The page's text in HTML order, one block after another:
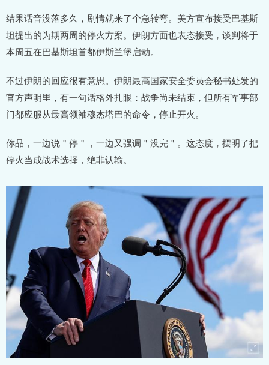
结果话音没落多久，剧情就来了个急转弯。美方宣布接受巴基斯
坦提出的为期两周的停火方案。伊朗方面也表态接受，谈判将于
本周五在巴基斯坦首都伊斯兰堡启动。
不过伊朗的回应很有意思。伊朗最高国家安全委员会秘书处发的
官方声明里，有一句话格外扎眼：战争尚未结束，但所有军事部
门都应服从最高领袖穆杰塔巴的命令，停止开火。
你品，一边说＂停＂，一边又强调＂没完＂。这态度，摆明了把
停火当成战术选择，绝非认输。